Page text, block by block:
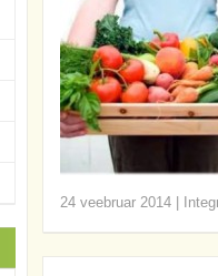
24 veebruar 2014